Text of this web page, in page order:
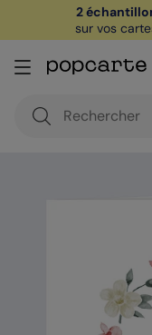
offerte avec le
2
sur vos